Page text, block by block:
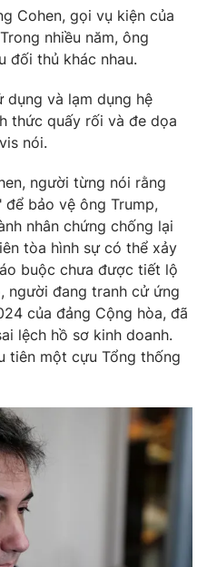
Thể thao
Bất động sản
lòng Việt
Cohen, gọi vụ kiện của
nhiều năm, ông
đối thủ khác nhau.
dụng và lạm dụng hệ
thức quấy rối và đe dọa
nói.
người từng nói rằng
bảo vệ ông Trump,
nhân chứng chống lại
tòa hình sự có thể xảy
buộc chưa được tiết lộ
người đang tranh cử ứng
của đảng Cộng hòa, đã
lệch hồ sơ kinh doanh.
tiên một cựu Tổng thống